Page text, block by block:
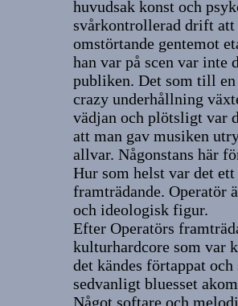
huvudsak konst och
svårkontrollerad drift att
omstörtande gentemot
han var på scen var inte
publiken. Det som till
crazy underhållning
vädjan och plötsligt var
att man gav musiken
allvar. Någonstans här
Hur som helst var det
framträdande. Operatör
och ideologisk figur.
Efter Operatörs
kulturhardcore som var
det kändes förtappat
sedvanligt bluesset
Något softare och